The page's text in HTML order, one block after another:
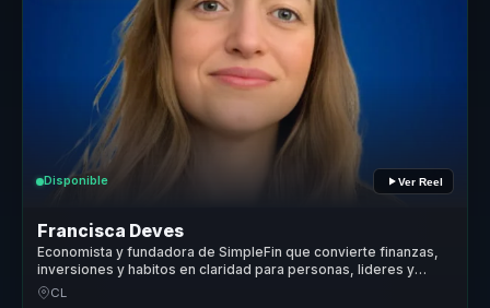
Disponible Ver Reel
Francisca Deves
Economista y fundadora de SimpleFin que convierte finanzas,
inversiones y habitos en claridad para personas, lideres y
empresas.
CL